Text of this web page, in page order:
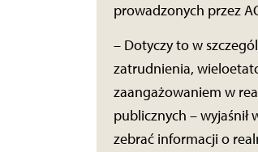
prowadzonych przez
– Dotyczy to w
zatrudnienia,
zaangażowaniem w
publicznych – wyjaśnił
zebrać informacji o